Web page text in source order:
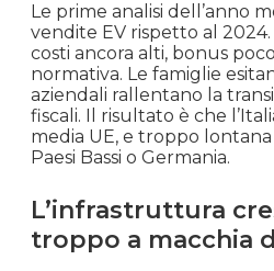
Le prime analisi dell’anno
vendite EV rispetto al 2024.
costi ancora alti, bonus
normativa. Le famiglie
aziendali rallentano la
fiscali. Il risultato è che
media UE, e troppo
Paesi Bassi o Germania.
L’infrastruttura
troppo a macchia